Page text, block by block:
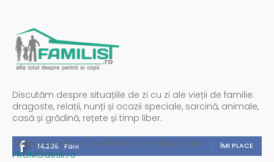
Discutăm despre situațiile de zi cu zi ale vieții de familie:
dragoste, relații, nunți și ocazii speciale, sarcină, animale,
casă și grădină, rețete și timp liber.
14,235 Fani ÎMI PLACE
Spații publicitare / reclamă administrată de
PROMOdesk.ro